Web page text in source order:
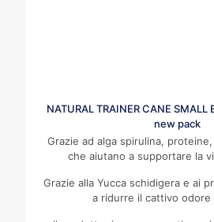
NATURAL TRAINER CANE SMALL
new pack
Grazie ad alga spirulina,
che aiutano a supportare la
Grazie alla Yucca schidigera e ai
a ridurre il cattivo odore